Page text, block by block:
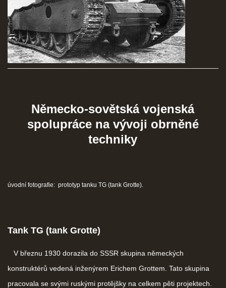
RUDÝ HLADOMOR: STALINOVA VÁLKA NA UKRAJINĚ
KATYŇSKÝ MASAKR
OSTATNÍ ZLOČINY KOMUNISMU
ZLOČINY NACIONÁLNÍHO SOCIALISMU: FAKTA
Německo-sovětská vojenská
spolupráce na vývoji obrněné
techniky
úvodní fotografie: prototyp tanku TG (tank Grotte).
Tank TG (tank Grotte)
V březnu 1930 dorazila do SSSR skupina německých
konstruktérů vedená inženýrem Erichem Grottem. Tato skupina
pracovala se svými ruskými protějšky na celkem pěti projektech.